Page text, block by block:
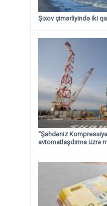
Şıxov çimərliyində iki
“Şahdəniz
avtomatlaşdırma üzrə